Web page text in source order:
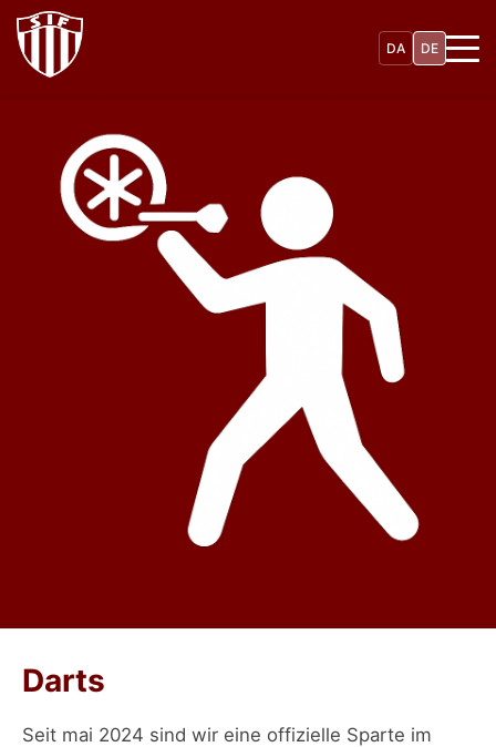
Direkt
zum
Inhalt
DA DE
Darts
Seit mai 2024 sind wir eine offizielle Sparte im